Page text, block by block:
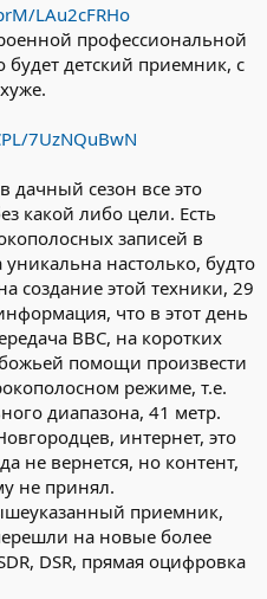
LAu2cFRHo
профессиональной
будет детский приемник, с
7UzNQuBwN
сезон все это
какой либо цели. Есть
записей в
настолько, будто
создание этой техники, 29
что в этот день
BBC, на коротких
помощи произвести
режиме, т.е.
диапазона, 41 метр.
интернет, это
не вернется, но контент,
не принял.
приемник,
на новые более
DSR, прямая оцифровка